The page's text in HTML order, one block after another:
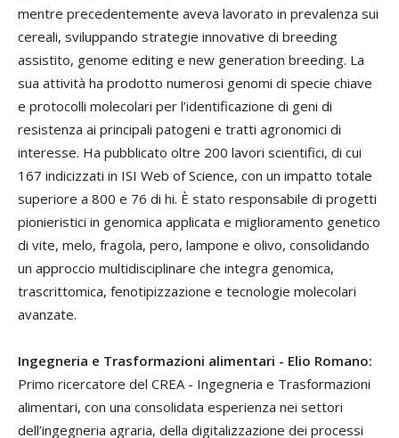
mentre precedentemente aveva lavorato in prevalenza sui
cereali, sviluppando strategie innovative di breeding
assistito, genome editing e new generation breeding. La
sua attività ha prodotto numerosi genomi di specie chiave
e protocolli molecolari per l’identificazione di geni di
resistenza ai principali patogeni e tratti agronomici di
interesse. Ha pubblicato oltre 200 lavori scientifici, di cui
167 indicizzati in ISI Web of Science, con un impatto totale
superiore a 800 e 76 di hi. È stato responsabile di progetti
pionieristici in genomica applicata e miglioramento genetico
di vite, melo, fragola, pero, lampone e olivo, consolidando
un approccio multidisciplinare che integra genomica,
trascrittomica, fenotipizzazione e tecnologie molecolari
avanzate.
Ingegneria e Trasformazioni alimentari - Elio Romano:
Primo ricercatore del CREA - Ingegneria e Trasformazioni
alimentari, con una consolidata esperienza nei settori
dell’ingegneria agraria, della digitalizzazione dei processi